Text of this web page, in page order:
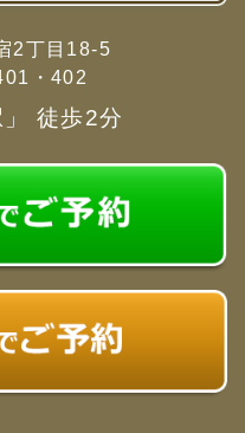
2丁目18-5
・402
」 徒歩2分